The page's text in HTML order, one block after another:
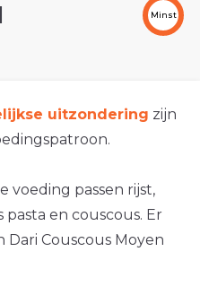
Minst
uitzondering zijn
voeding passen rijst,
en couscous. Er
Dari Couscous Moyen